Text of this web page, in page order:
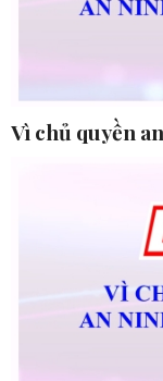
Vì chủ quyền